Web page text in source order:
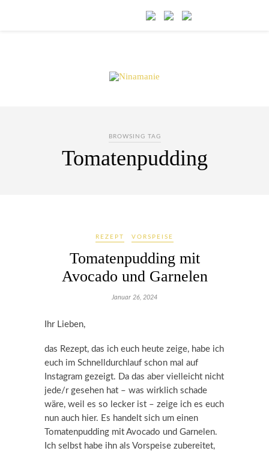
BROWSING TAG
Tomatenpudding
REZEPT VORSPEISE
Tomatenpudding mit
Avocado und Garnelen
Januar 26, 2024
Ihr Lieben,
das Rezept, das ich euch heute zeige, habe ich
euch im Schnelldurchlauf schon mal auf
Instagram gezeigt. Da das aber vielleicht nicht
jede/r gesehen hat – was wirklich schade
wäre, weil es so lecker ist – zeige ich es euch
nun auch hier. Es handelt sich um einen
Tomatenpudding mit Avocado und Garnelen.
Ich selbst habe ihn als Vorspeise zubereitet,